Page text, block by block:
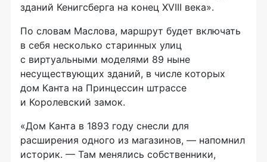
зданий Кенигсберга на конец XVIII века».
По словам Маслова, маршрут будет включать
в себя несколько старинных улиц
с виртуальными моделями 89 ныне
несуществующих зданий, в числе которых
дом Канта на Принцессин штрассе
и Королевский замок.
«Дом Канта в 1893 году снесли для
расширения одного из магазинов, — напомнил
историк. — Там менялись собственники,